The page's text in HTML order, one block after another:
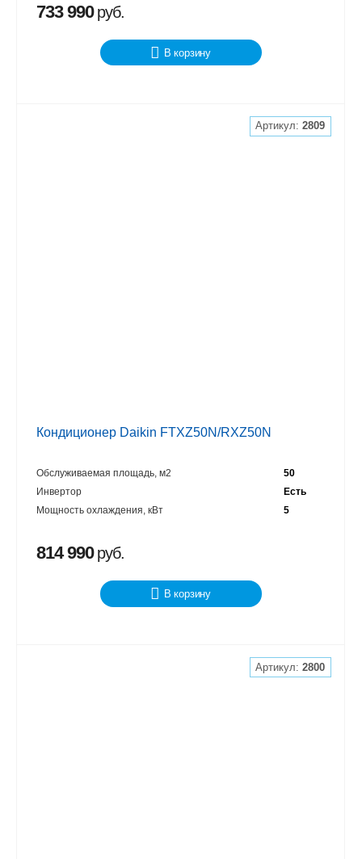
733 990руб.
В корзину
Артикул:2809
Кондиционер Daikin FTXZ50N/RXZ50N
Обслуживаемая площадь, м2
50
Инвертор
Есть
Мощность охлаждения, кВт
5
814 990руб.
В корзину
Артикул:2800